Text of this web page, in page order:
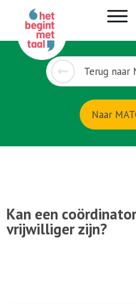
Terug naar
Naar
Kan een
vrijwilliger zijn?